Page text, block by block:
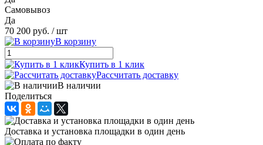
Самовывоз
Да
70 200 руб. / шт
В корзину
Купить в 1 клик
Рассчитать доставку
В наличии
Поделиться
Доставка и установка площадки в один день